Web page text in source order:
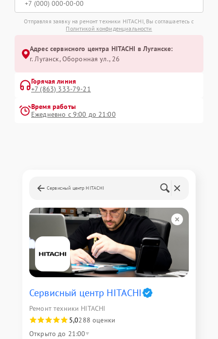
Отправляя заявку на ремонт техники HITACHI, Вы соглашаетесь с
Политикой конфиденциальности
Адрес сервисного центра HITACHI в Луганске:
г. Луганск, Оборонная ул., 26
Горячая линия
+7 (863) 333-79-21
Время работы
Ежедневно с 9:00 до 21:00
Сервисный центр HITACHI
Сервисный центр HITACHI
Ремонт техники HITACHI
5,0288 оценки
Открыто до 21:00